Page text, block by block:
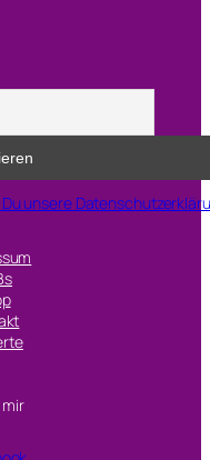
unsere
mir